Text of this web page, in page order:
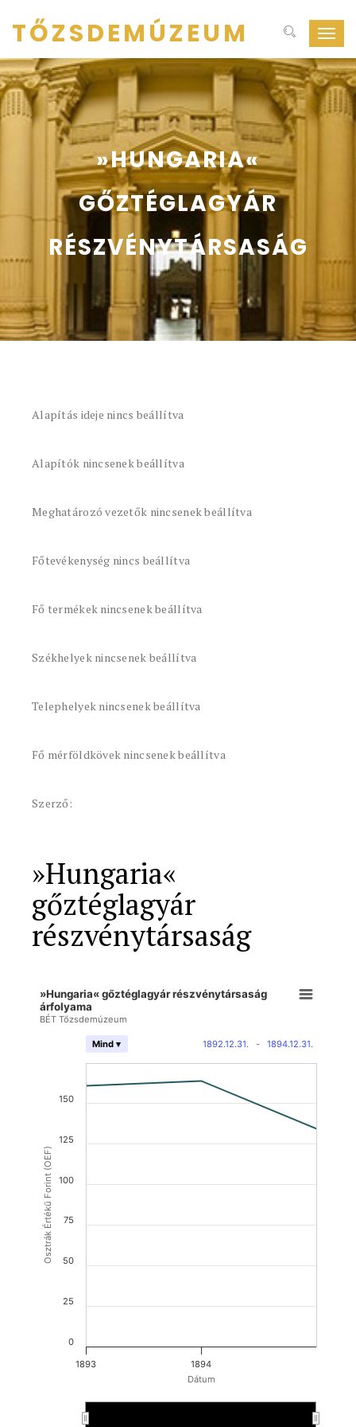
ki-
be
TŐZSDEMÚZEUM
»HUNGARIA«
GŐZTÉGLAGYÁR
RÉSZVÉNYTÁRSASÁG
Alapítás ideje nincs beállítva
Alapítók nincsenek beállítva
Meghatározó vezetők nincsenek beállítva
Főtevékenység nincs beállítva
Fő termékek nincsenek beállítva
Székhelyek nincsenek beállítva
Telephelyek nincsenek beállítva
Fő mérföldkövek nincsenek beállítva
Szerző:
»Hungaria«
gőztéglagyár
részvénytársaság
Dátum
Osztrák Értékű Forint (OEF)
»Hungaria« gőztéglagyár részvénytársaság
árfolyama
BÉT Tőzsdemúzeum
1892.12.31. - 1894.12.31.
Mind ▾
1893 1894
0
25
50
75
100
125
150